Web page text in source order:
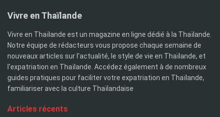
Vivre en Thaïlande
Vivre en Thaïlande est un magazine en ligne dédié à la Thaïlande.
Notre équipe de rédacteurs vous propose chaque semaine de
nouveaux articles sur l'actualité, le style de vie en Thaïlande, et
l'expatriation en Thaïlande. Accédez également à de nombreux
guides pratiques pour faciliter votre expatriation en Thaïlande,
familiariser avec la culture Thaïlandaise
Articles récents